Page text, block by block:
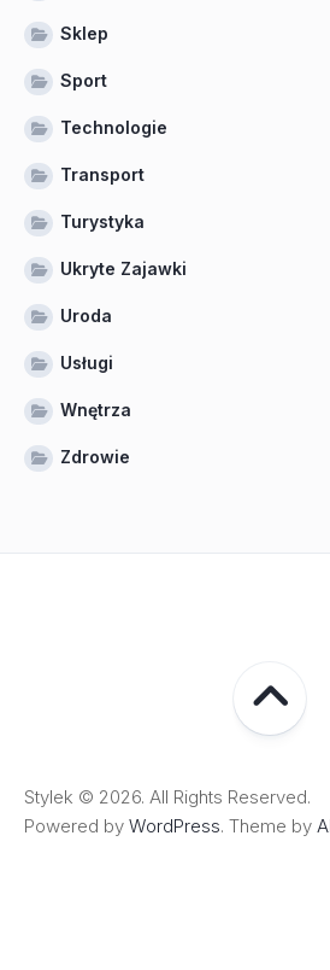
Sklep
Sport
Technologie
Transport
Turystyka
Ukryte Zajawki
Uroda
Usługi
Wnętrza
Zdrowie
Stylek © 2026. All Rights Reserved.
Powered by WordPress. Theme by